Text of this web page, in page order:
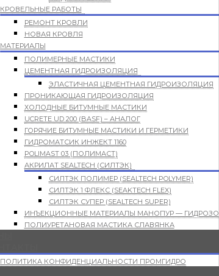
КРОВЕЛЬНЫЕ РАБОТЫ
РЕМОНТ КРОВЛИ
НОВАЯ КРОВЛЯ
МАТЕРИАЛЫ
ПОЛИМЕРНЫЕ МАСТИКИ
ЦЕМЕНТНАЯ ГИДРОИЗОЛЯЦИЯ
ЭЛАСТИЧНАЯ ЦЕМЕНТНАЯ ГИДРОИЗОЛЯЦИЯ
ПРОНИКАЮЩАЯ ГИДРОИЗОЛЯЦИЯ
ХОЛОДНЫЕ БИТУМНЫЕ МАСТИКИ
UCRETE UD 200 (BASF) – АНАЛОГ
ГОРЯЧИЕ БИТУМНЫЕ МАСТИКИ И ГЕРМЕТИКИ
ГИДРОМАТСИК ИНЖЕКТ 1160
POLIMAST 03 (ПОЛИМАСТ)
АКРИЛАТ SEALTECH (СИЛТЭК)
СИЛТЭК ПОЛИМЕР (SEALTECH POLYMER)
СИЛТЭК 1 ФЛЕКС (SEAKTECH FLEX)
СИЛТЭК СУПЕР (SEALTECH SUPER)
ИНЪЕКЦИОННЫЕ МАТЕРИАЛЫ МАНОПУР — ГИДРОЗО
ПОЛИУРЕТАНОВАЯ МАСТИКА СЛАВЯНКА
ПОЛИТИКА КОНФИДЕНЦИАЛЬНОСТИ ПРОМГИДРО